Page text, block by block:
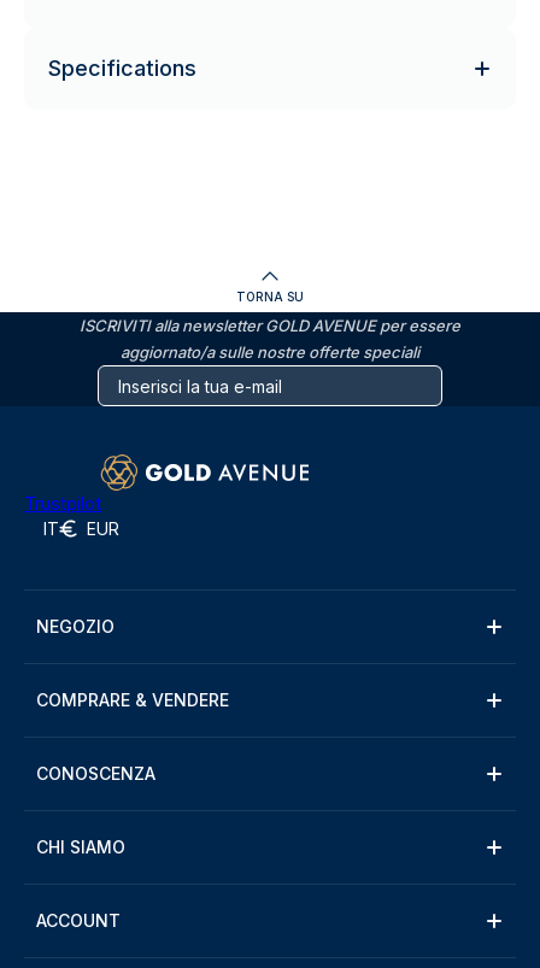
Specifications
TORNA SU
ISCRIVITI alla newsletter GOLD AVENUE per essere
aggiornato/a sulle nostre offerte speciali
Trustpilot
IT EUR
NEGOZIO
COMPRARE & VENDERE
CONOSCENZA
CHI SIAMO
ACCOUNT